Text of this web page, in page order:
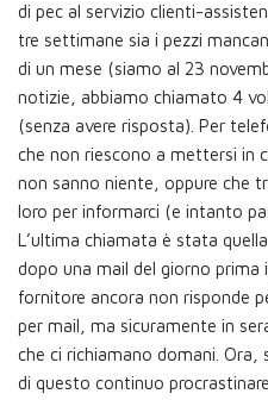
di pec al servizio clienti-
tre settimane sia i pezzi
di un mese (siamo al 23
notizie, abbiamo chiamato 4
(senza avere risposta). Per
che non riescono a mettersi in
non sanno niente, oppure che
loro per informarci (e intanto
L’ultima chiamata è stata
dopo una mail del giorno prima
fornitore ancora non risponde
per mail, ma sicuramente in
che ci richiamano domani. Ora,
di questo continuo